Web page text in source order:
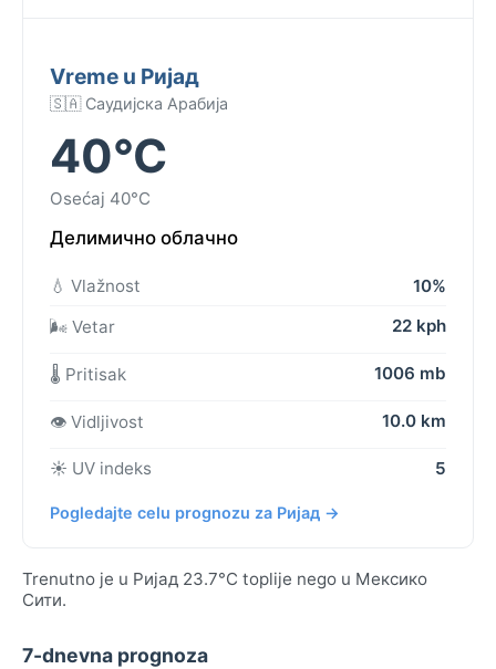
Vreme u Ријад
🇸🇦 Саудијска Арабија
40°C
Osećaj 40°C
Делимично облачно
💧 Vlažnost
10%
🌬️ Vetar
22 kph
🌡️ Pritisak 1006 mb
👁️ Vidljivost 10.0 km
☀️ UV indeks 5
Pogledajte celu prognozu za Ријад →
Trenutno je u Ријад 23.7°C toplije nego u Мексико
Сити.
7-dnevna prognoza